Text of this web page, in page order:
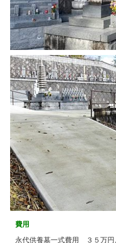
費用
永代供養墓一式費用 ３５万